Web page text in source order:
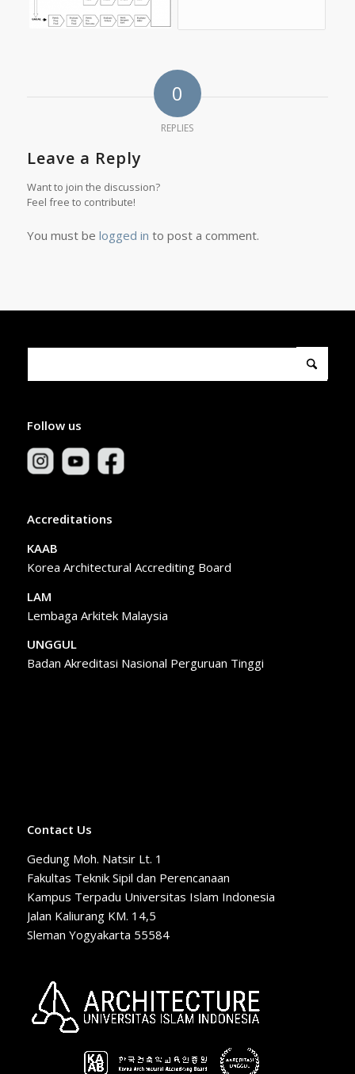
0
REPLIES
Leave a Reply
Want to join the discussion?
Feel free to contribute!
You must be logged in to post a comment.
Follow us
Accreditations
KAAB
Korea Architectural Accrediting Board
LAM
Lembaga Arkitek Malaysia
UNGGUL
Badan Akreditasi Nasional Perguruan Tinggi
Contact Us
Gedung Moh. Natsir Lt. 1
Fakultas Teknik Sipil dan Perencanaan
Kampus Terpadu Universitas Islam Indonesia
Jalan Kaliurang KM. 14,5
Sleman Yogyakarta 55584